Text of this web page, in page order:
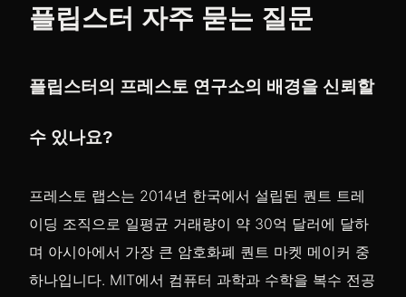
플립스터 자주 묻는 질문
플립스터의 프레스토 연구소의 배경을 신뢰할
수 있나요?
프레스토 랩스는 2014년 한국에서 설립된 퀀트 트레
이딩 조직으로 일평균 거래량이 약 30억 달러에 달하
며 아시아에서 가장 큰 암호화폐 퀀트 마켓 메이커 중
하나입니다. MIT에서 컴퓨터 과학과 수학을 복수 전공